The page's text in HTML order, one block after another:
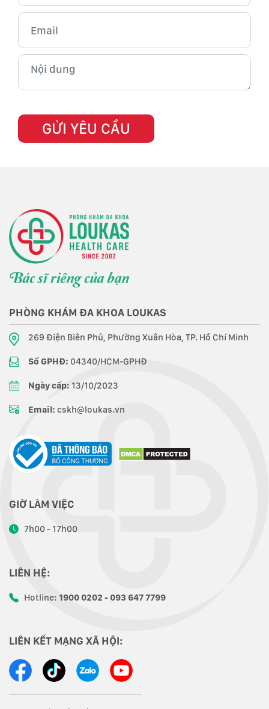
PHÒNG KHÁM ĐA KHOA LOUKAS
269 Điện Biên Phủ, Phường Xuân Hòa, TP. Hồ Chí Minh
Số GPHĐ: 04340/HCM-GPHĐ
Ngày cấp: 13/10/2023
Email: cskh@loukas.vn
GIỜ LÀM VIỆC
7h00 - 17h00
LIÊN HỆ:
Hotline: 1900 0202 - 093 647 7799
LIÊN KẾT MẠNG XÃ HỘI: